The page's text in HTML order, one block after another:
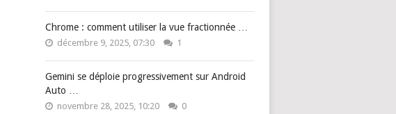
Chrome : comment utiliser la vue fractionnée …
décembre 9, 2025, 07:30 1
Gemini se déploie progressivement sur Android
Auto …
novembre 28, 2025, 10:20 0